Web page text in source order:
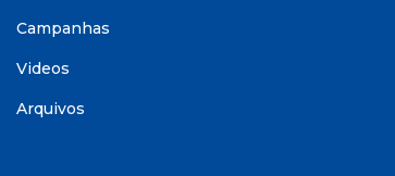
Campanhas
Videos
Arquivos